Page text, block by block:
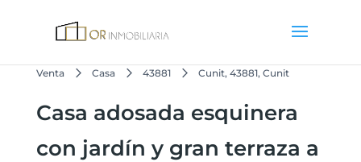
Venta Casa 43881 Cunit, 43881, Cunit
Casa adosada esquinera
con jardín y gran terraza a